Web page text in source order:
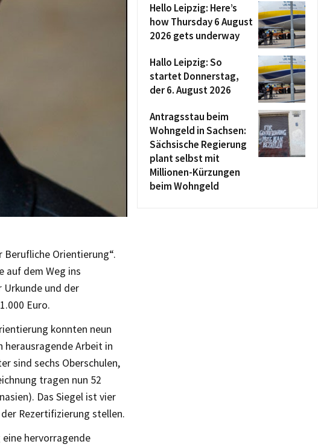
Berufliche Orientierung“.
auf dem Weg ins
Urkunde und der
Euro.
konnten neun
herausragende Arbeit in
sind sechs Oberschulen,
tragen nun 52
Das Siegel ist vier
Rezertifizierung stellen.
eine hervorragende
Hello Leipzig: Here’s
how Thursday 6 August
2026 gets underway
Hallo Leipzig: So
startet Donnerstag,
der 6. August 2026
Antragsstau beim
Wohngeld in Sachsen:
Sächsische Regierung
plant selbst mit
Millionen-Kürzungen
beim Wohngeld